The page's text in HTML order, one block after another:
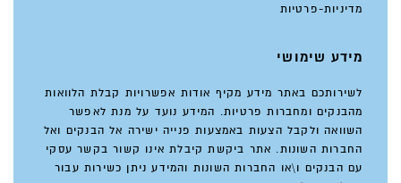
מדיניות-פרטיות
מידע שימושי
לשירותכם באתר מידע מקיף אודות אפשרויות קבלת הלוואות
מהבנקים ומחברות פרטיות. המידע נועד על מנת לאפשר
השוואה ולקבל הצעות באמצעות פנייה ישירה אל הבנקים ואל
החברות השונות. אתר ביקשת קיבלת אינו קשור בקשר עסקי
עם הבנקים ו\או החברות השונות והמידע ניתן כשירות עבור